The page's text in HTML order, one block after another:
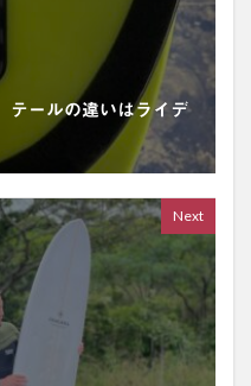
ールの違いはライデ
Next